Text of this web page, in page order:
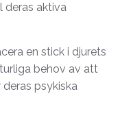
deras aktiva
en stick i djurets
behov av att
psykiska